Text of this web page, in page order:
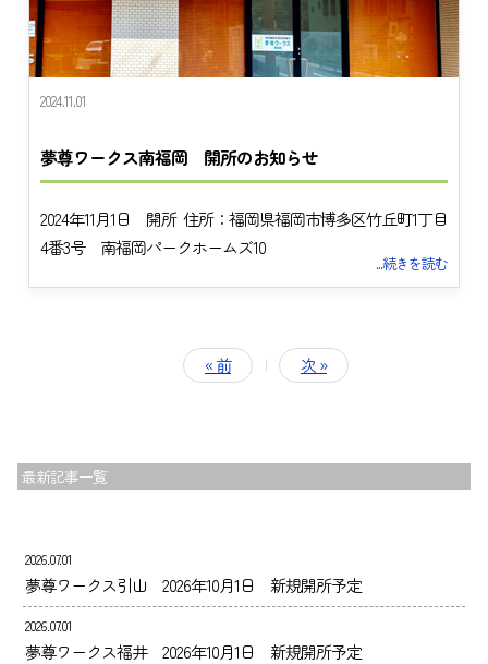
2024.11.01
夢尊ワークス南福岡 開所のお知らせ
2024年11月1日 開所 住所：福岡県福岡市博多区竹丘町1丁目
4番3号 南福岡パークホームズ10
...続きを読む
« 前 | 次 »
最新記事一覧
2026.07.01
夢尊ワークス引山 2026年10月1日 新規開所予定
2026.07.01
夢尊ワークス福井 2026年10月1日 新規開所予定
トップ
夢尊ワークスとは
ご利用案内
お知らせ
会社案内
お問い合わせ